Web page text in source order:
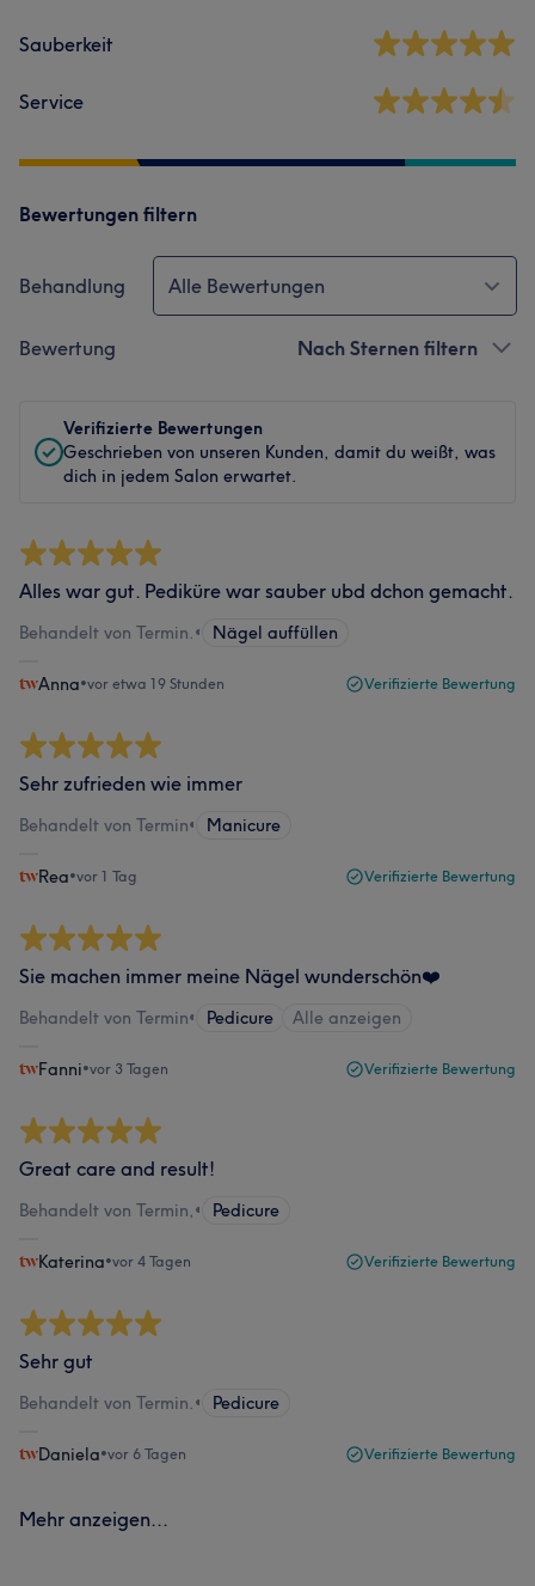
Sauberkeit
Service
Bewertungen filtern
Behandlung Alle Bewertungen
Bewertung Nach Sternen filtern
Verifizierte Bewertungen
Geschrieben von unseren Kunden, damit du weißt, was
dich in jedem Salon erwartet.
Alles war gut. Pediküre war sauber ubd dchon gemacht.
Behandelt von Termin.• Nägel auffüllen
Anna•vor etwa 19 Stunden Verifizierte Bewertung
Sehr zufrieden wie immer
Behandelt von Termin• Manicure
Rea•vor 1 Tag Verifizierte Bewertung
Sie machen immer meine Nägel wunderschön❤️
Behandelt von Termin• Pedicure Alle anzeigen
Fanni•vor 3 Tagen Verifizierte Bewertung
Great care and result!
Behandelt von Termin,• Pedicure
Katerina•vor 4 Tagen Verifizierte Bewertung
Sehr gut
Behandelt von Termin.• Pedicure
Daniela•vor 6 Tagen Verifizierte Bewertung
Mehr anzeigen...